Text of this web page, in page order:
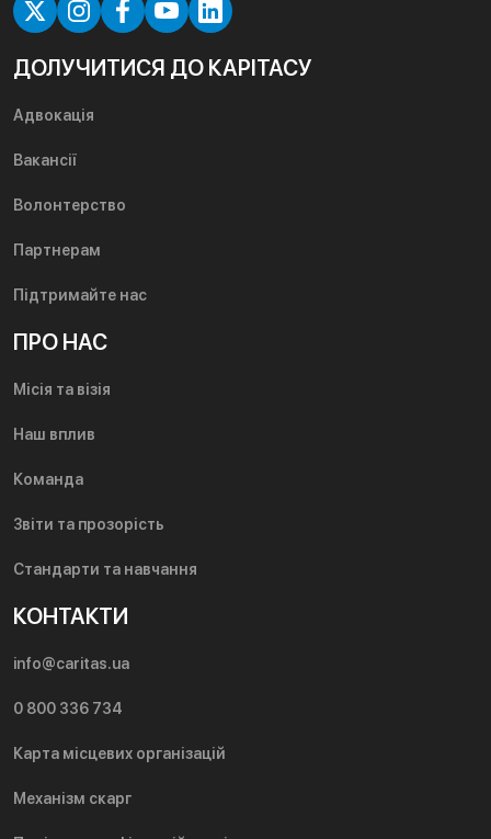
ДОЛУЧИТИСЯ ДО КАРІТАСУ
Адвокація
Вакансії
Волонтерство
Партнерам
Підтримайте нас
ПРО НАС
Місія та візія
Наш вплив
Команда
Звіти та прозорість
Стандарти та навчання
КОНТАКТИ
info@caritas.ua
0 800 336 734
Карта місцевих організацій
Механізм скарг